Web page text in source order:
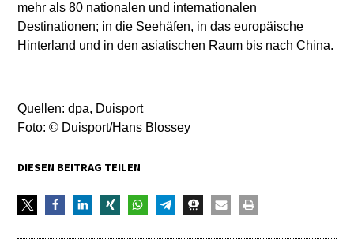
mehr als 80 nationalen und internationalen
Destinationen; in die Seehäfen, in das europäische
Hinterland und in den asiatischen Raum bis nach China.
Quellen: dpa, Duisport
Foto: © Duisport/Hans Blossey
DIESEN BEITRAG TEILEN